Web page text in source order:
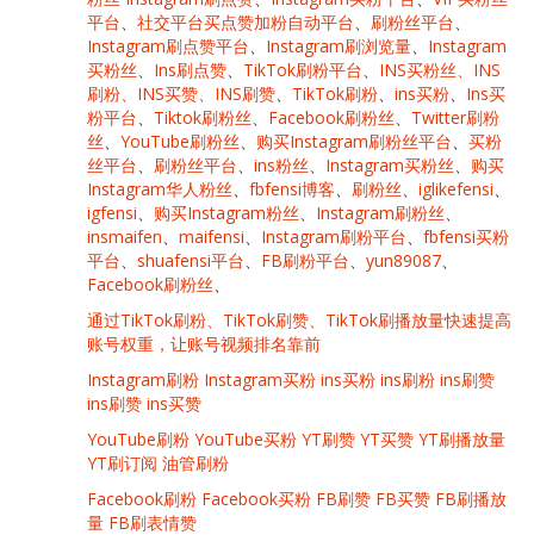
平台、 社交平台买点赞加粉自动平台、 刷粉丝平台、
Instagram刷点赞平台、 Instagram刷浏览量、 Instagram
买粉丝、 Ins刷点赞、 TikTok刷粉平台、 INS买粉丝、INS
刷粉、INS买赞、INS刷赞、 TikTok刷粉、 ins买粉、 Ins买
粉平台、 Tiktok刷粉丝、 Facebook刷粉丝、 Twitter刷粉
丝、 YouTube刷粉丝、 购买Instagram刷粉丝平台、 买粉
丝平台、 刷粉丝平台、 ins粉丝、 Instagram买粉丝、 购买
Instagram华人粉丝、 fbfensi博客、 刷粉丝、 iglikefensi、
igfensi、 购买Instagram粉丝、 Instagram刷粉丝、
insmaifen、 maifensi、 Instagram刷粉平台、 fbfensi买粉
平台、 shuafensi平台、 FB刷粉平台、 yun89087、
Facebook刷粉丝、
通过TikTok刷粉、TikTok刷赞、TikTok刷播放量快速提高
账号权重，让账号视频排名靠前
Instagram刷粉 Instagram买粉 ins买粉 ins刷粉 ins刷赞
ins刷赞 ins买赞
YouTube刷粉 YouTube买粉 YT刷赞 YT买赞 YT刷播放量
YT刷订阅 油管刷粉
Facebook刷粉 Facebook买粉 FB刷赞 FB买赞 FB刷播放
量 FB刷表情赞